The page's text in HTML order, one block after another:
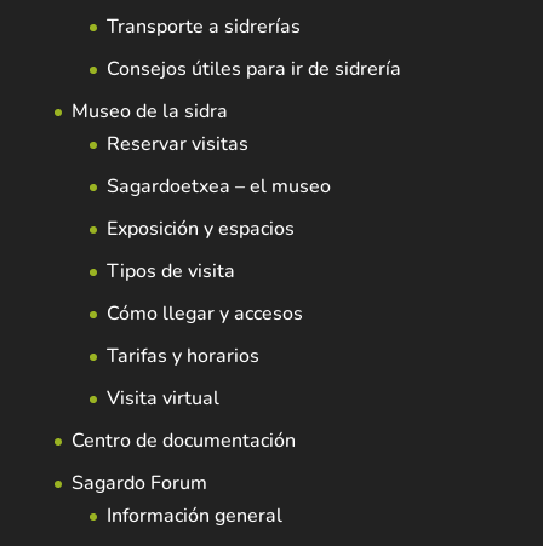
Transporte a sidrerías
Consejos útiles para ir de sidrería
Museo de la sidra
Reservar visitas
Sagardoetxea – el museo
Exposición y espacios
Tipos de visita
Cómo llegar y accesos
Tarifas y horarios
Visita virtual
Centro de documentación
Sagardo Forum
Información general